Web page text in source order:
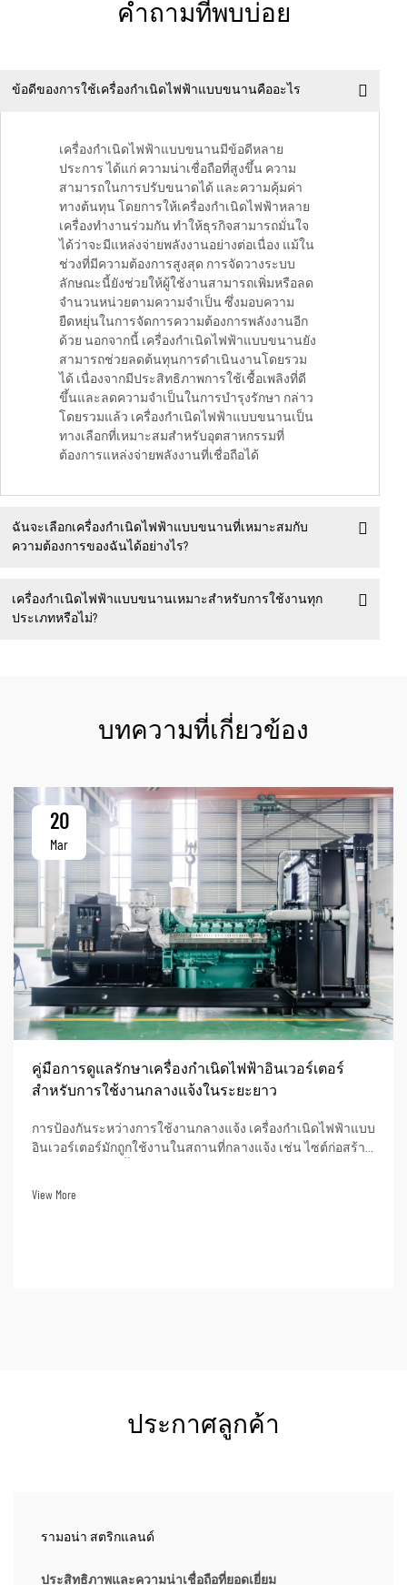
คำถามที่พบบ่อย
ข้อดีของการใช้เครื่องกำเนิดไฟฟ้าแบบขนานคืออะไร
เครื่องกำเนิดไฟฟ้าแบบขนานมีข้อดีหลาย
ประการ ได้แก่ ความน่าเชื่อถือที่สูงขึ้น ความ
สามารถในการปรับขนาดได้ และความคุ้มค่า
ทางต้นทุน โดยการให้เครื่องกำเนิดไฟฟ้าหลาย
เครื่องทำงานร่วมกัน ทำให้ธุรกิจสามารถมั่นใจ
ได้ว่าจะมีแหล่งจ่ายพลังงานอย่างต่อเนื่อง แม้ใน
ช่วงที่มีความต้องการสูงสุด การจัดวางระบบ
ลักษณะนี้ยังช่วยให้ผู้ใช้งานสามารถเพิ่มหรือลด
จำนวนหน่วยตามความจำเป็น ซึ่งมอบความ
ยืดหยุ่นในการจัดการความต้องการพลังงานอีก
ด้วย นอกจากนี้ เครื่องกำเนิดไฟฟ้าแบบขนานยัง
สามารถช่วยลดต้นทุนการดำเนินงานโดยรวม
ได้ เนื่องจากมีประสิทธิภาพการใช้เชื้อเพลิงที่ดี
ขึ้นและลดความจำเป็นในการบำรุงรักษา กล่าว
โดยรวมแล้ว เครื่องกำเนิดไฟฟ้าแบบขนานเป็น
ทางเลือกที่เหมาะสมสำหรับอุตสาหกรรมที่
ต้องการแหล่งจ่ายพลังงานที่เชื่อถือได้
ฉันจะเลือกเครื่องกำเนิดไฟฟ้าแบบขนานที่เหมาะสมกับ
ความต้องการของฉันได้อย่างไร?
เครื่องกำเนิดไฟฟ้าแบบขนานเหมาะสำหรับการใช้งานทุก
ประเภทหรือไม่?
บทความที่เกี่ยวข้อง
20
Mar
คู่มือการดูแลรักษาเครื่องกำเนิดไฟฟ้าอินเวอร์เตอร์
สำหรับการใช้งานกลางแจ้งในระยะยาว
การป้องกันระหว่างการใช้งานกลางแจ้ง เครื่องกำเนิดไฟฟ้าแบบ
อินเวอร์เตอร์มักถูกใช้งานในสถานที่กลางแจ้ง เช่น ไซต์ก่อสร้าง
View More
ประกาศลูกค้า
รามอน่า สตริกแลนด์
ประสิทธิภาพและความน่าเชื่อถือที่ยอดเยี่ยม